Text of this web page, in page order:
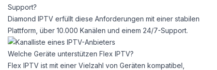
Support?
Diamond IPTV erfüllt diese Anforderungen mit einer stabilen
Plattform, über 10.000 Kanälen und einem 24/7-Support.
Welche Geräte unterstützen Flex IPTV?
Flex IPTV ist mit einer Vielzahl von Geräten kompatibel,